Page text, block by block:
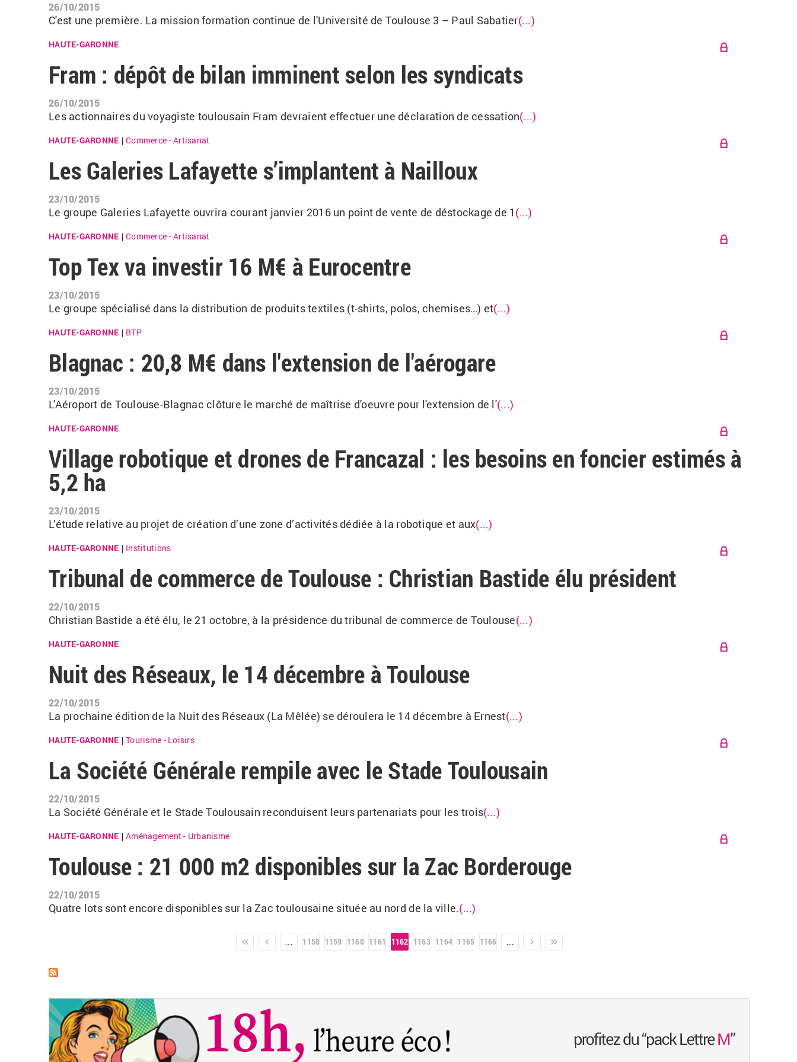
26/10/2015
C'est une première. La mission formation continue de l'Université de Toulouse 3 – Paul Sabatier(...)
HAUTE-GARONNE
Fram : dépôt de bilan imminent selon les syndicats
26/10/2015
Les actionnaires du voyagiste toulousain Fram devraient effectuer une déclaration de cessation(...)
HAUTE-GARONNE |Commerce - Artisanat
Les Galeries Lafayette s’implantent à Nailloux
23/10/2015
Le groupe Galeries Lafayette ouvrira courant janvier 2016 un point de vente de déstockage de 1 (...)
HAUTE-GARONNE |Commerce - Artisanat
Top Tex va investir 16 M€ à Eurocentre
23/10/2015
Le groupe spécialisé dans la distribution de produits textiles (t-shirts, polos, chemises…) et(...)
HAUTE-GARONNE BTP
Blagnac : 20,8 M€ dans l'extension de l'aérogare
23/10/2015
L'Aéroport de Toulouse-Blagnac clôture le marché de maîtrise d'oeuvre pour l'extension de l'(...)
HAUTE-GARONNE
Village robotique et drones de Francazal : les besoins en foncier estimés à
5,2 ha
23/10/2015
L’étude relative au projet de création d’une zone d’activités dédiée à la robotique et aux(...)
HAUTE-GARONNE Institutions
Tribunal de commerce de Toulouse : Christian Bastide élu président
22/10/2015
Christian Bastide a été élu, le 21 octobre, à la présidence du tribunal de commerce de Toulouse(...)
HAUTE-GARONNE
Nuit des Réseaux, le 14 décembre à Toulouse
22/10/2015
La prochaine édition de la Nuit des Réseaux (La Mêlée) se déroulera le 14 décembre à Ernest(...)
HAUTE-GARONNE |Tourisme - Loisirs
La Société Générale rempile avec le Stade Toulousain
22/10/2015
La Société Générale et le Stade Toulousain reconduisent leurs partenariats pour les trois(...)
HAUTE-GARONNE |Aménagement - Urbanisme
Toulouse : 21 000 m2 disponibles sur la Zac Borderouge
22/10/2015
Quatre lots sont encore disponibles sur la Zac toulousaine située au nord de la ville.(...)
1158 1159 1160 1161 1162 1163 1164 1165 1166
suivant ›dernier »